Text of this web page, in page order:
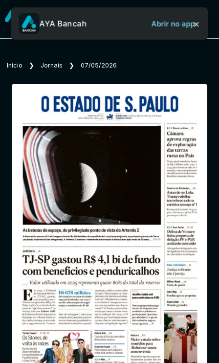
Sobre o Aya Bancah
Início
Entrar
AYA Bancah Abrir no app×
Início ❯ Jornais ❯ 07/05/2026